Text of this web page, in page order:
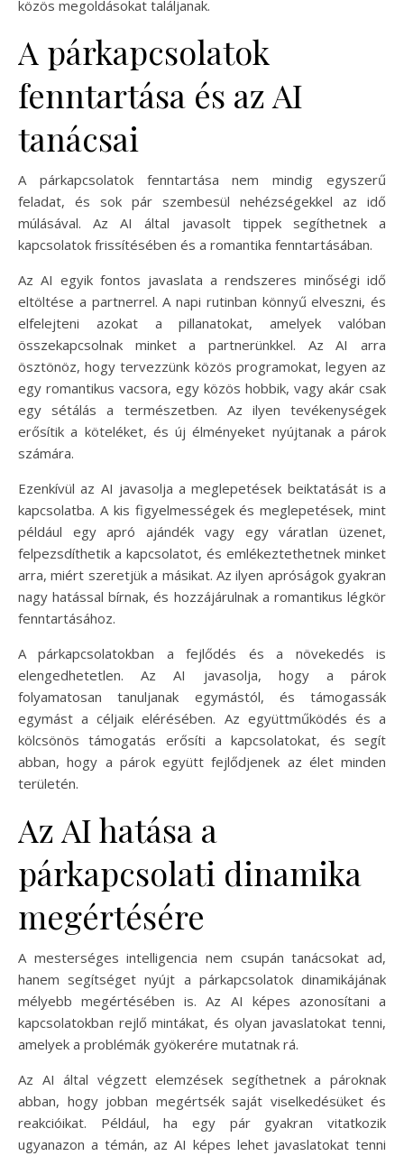
közös megoldásokat találjanak.
A párkapcsolatok
fenntartása és az AI
tanácsai
A párkapcsolatok fenntartása nem mindig egyszerű
feladat, és sok pár szembesül nehézségekkel az idő
múlásával. Az AI által javasolt tippek segíthetnek a
kapcsolatok frissítésében és a romantika fenntartásában.
Az AI egyik fontos javaslata a rendszeres minőségi idő
eltöltése a partnerrel. A napi rutinban könnyű elveszni, és
elfelejteni azokat a pillanatokat, amelyek valóban
összekapcsolnak minket a partnerünkkel. Az AI arra
ösztönöz, hogy tervezzünk közös programokat, legyen az
egy romantikus vacsora, egy közös hobbik, vagy akár csak
egy sétálás a természetben. Az ilyen tevékenységek
erősítik a köteléket, és új élményeket nyújtanak a párok
számára.
Ezenkívül az AI javasolja a meglepetések beiktatását is a
kapcsolatba. A kis figyelmességek és meglepetések, mint
például egy apró ajándék vagy egy váratlan üzenet,
felpezsdíthetik a kapcsolatot, és emlékeztethetnek minket
arra, miért szeretjük a másikat. Az ilyen apróságok gyakran
nagy hatással bírnak, és hozzájárulnak a romantikus légkör
fenntartásához.
A párkapcsolatokban a fejlődés és a növekedés is
elengedhetetlen. Az AI javasolja, hogy a párok
folyamatosan tanuljanak egymástól, és támogassák
egymást a céljaik elérésében. Az együttműködés és a
kölcsönös támogatás erősíti a kapcsolatokat, és segít
abban, hogy a párok együtt fejlődjenek az élet minden
területén.
Az AI hatása a
párkapcsolati dinamika
megértésére
A mesterséges intelligencia nem csupán tanácsokat ad,
hanem segítséget nyújt a párkapcsolatok dinamikájának
mélyebb megértésében is. Az AI képes azonosítani a
kapcsolatokban rejlő mintákat, és olyan javaslatokat tenni,
amelyek a problémák gyökerére mutatnak rá.
Az AI által végzett elemzések segíthetnek a pároknak
abban, hogy jobban megértsék saját viselkedésüket és
reakcióikat. Például, ha egy pár gyakran vitatkozik
ugyanazon a témán, az AI képes lehet javaslatokat tenni